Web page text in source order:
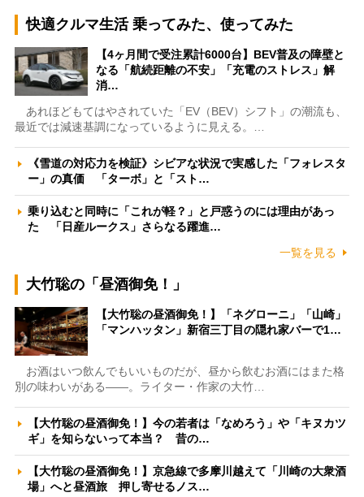
快適クルマ生活 乗ってみた、使ってみた
【4ヶ月間で受注累計6000台】BEV普及の障壁と
なる「航続距離の不安」「充電のストレス」解
消…
あれほどもてはやされていた「EV（BEV）シフト」の潮流も、
最近では減速基調になっているように見える。…
《雪道の対応力を検証》シビアな状況で実感した「フォレスタ
ー」の真価 「ターボ」と「スト…
乗り込むと同時に「これが軽？」と戸惑うのには理由があっ
た 「日産ルークス」さらなる躍進…
一覧を見る
大竹聡の「昼酒御免！」
【大竹聡の昼酒御免！】「ネグローニ」「山崎」
「マンハッタン」新宿三丁目の隠れ家バーで1…
お酒はいつ飲んでもいいものだが、昼から飲むお酒にはまた格
別の味わいがある――。ライター・作家の大竹…
【大竹聡の昼酒御免！】今の若者は「なめろう」や「キヌカツ
ギ」を知らないって本当？ 昔の…
【大竹聡の昼酒御免！】京急線で多摩川越えて「川崎の大衆酒
場」へと昼酒旅 押し寄せるノス…